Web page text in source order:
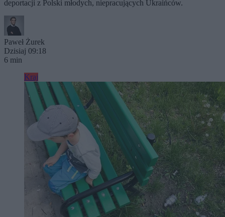
deportacji z Polski młodych, niepracujących Ukraińców.
Paweł Żurek
Dzisiaj 09:18
6 min
Kraj